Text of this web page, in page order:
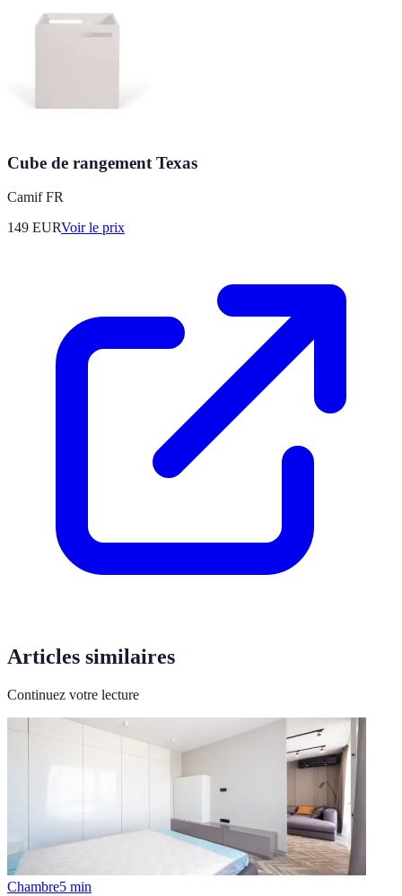
Cube de rangement Texas
Camif FR
149 EURVoir le prix
Articles similaires
Continuez votre lecture
Chambre5 min